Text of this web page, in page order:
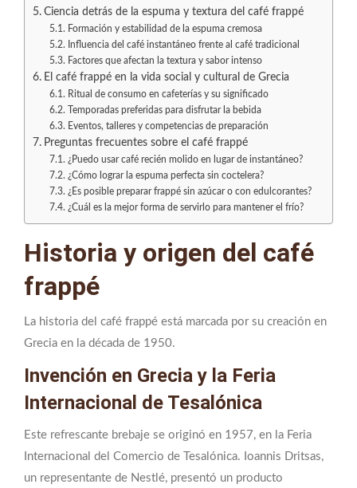
Ciencia detrás de la espuma y textura del café frappé
Formación y estabilidad de la espuma cremosa
Influencia del café instantáneo frente al café tradicional
Factores que afectan la textura y sabor intenso
El café frappé en la vida social y cultural de Grecia
Ritual de consumo en cafeterías y su significado
Temporadas preferidas para disfrutar la bebida
Eventos, talleres y competencias de preparación
Preguntas frecuentes sobre el café frappé
¿Puedo usar café recién molido en lugar de instantáneo?
¿Cómo lograr la espuma perfecta sin coctelera?
¿Es posible preparar frappé sin azúcar o con edulcorantes?
¿Cuál es la mejor forma de servirlo para mantener el frío?
Historia y origen del café
frappé
La historia del café frappé está marcada por su creación en
Grecia en la década de 1950.
Invención en Grecia y la Feria
Internacional de Tesalónica
Este refrescante brebaje se originó en 1957, en la Feria
Internacional del Comercio de Tesalónica. Ioannis Dritsas,
un representante de Nestlé, presentó un producto